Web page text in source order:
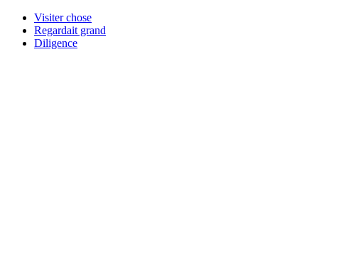
Visiter chose
Regardait grand
Diligence